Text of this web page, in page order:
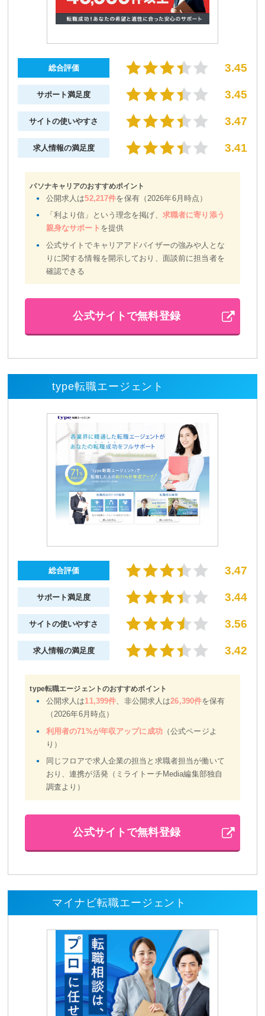
総合評価 3.45
サポート満足度 3.45
サイトの使いやすさ 3.47
求人情報の満足度 3.41
パソナキャリアのおすすめポイント
公開求人は52,217件を保有（2026年6月時点）
「利より信」という理念を掲げ、 求職者に寄り添う
親身なサポート を提供
公式サイトでキャリアアドバイザーの強みや人とな
りに関する情報を開示しており、面談前に担当者を
確認できる
公式サイトで無料登録
type転職エージェント
総合評価 3.47
サポート満足度 3.44
サイトの使いやすさ 3.56
求人情報の満足度 3.42
type転職エージェントのおすすめポイント
公開求人は11,399件、非公開求人は26,390件を保有
（2026年6月時点）
利用者の71%が年収アップに成功（公式ページよ
り）
同じフロアで求人企業の担当と求職者担当が働いて
おり、連携が活発（ミライトーチMedia編集部独自
調査より）
公式サイトで無料登録
マイナビ転職エージェント